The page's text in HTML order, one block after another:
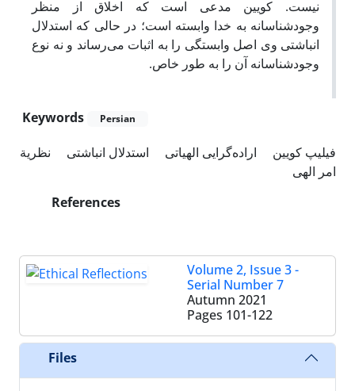
نیست. کویین مدعی است که اخلاق از منظر
وجودشناسانه به خدا وابسته است؛ در حالی که استدلال
انباشتی وی اصل وابستگی را به اثبات می‌رساند و نه نوع
وجودشناسانه آن را به طور خاص.
Keywords Persian
فیلیپ کویین اراده‌گرایی الهیاتی استدلال انباشتی
نظریة
امر الهی
References
Volume 2, Issue 3 -
Serial Number 7
Autumn 2021
Pages 101-122
Files